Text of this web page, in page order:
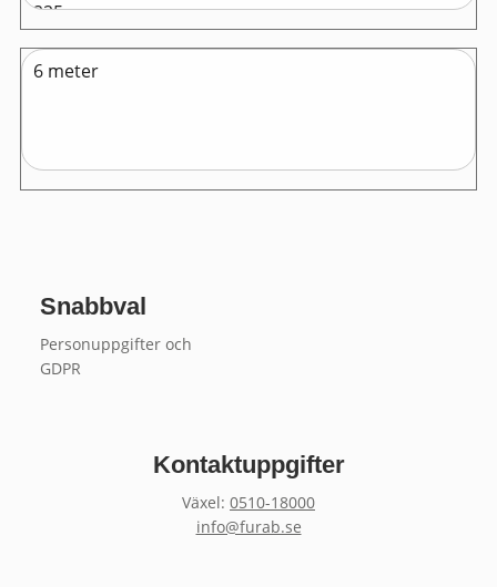
Snabbval
Personuppgifter och
GDPR
Kontaktuppgifter
Växel: 0510-18000
info@furab.se